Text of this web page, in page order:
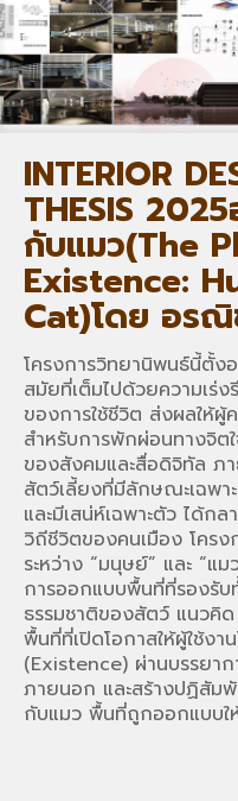
INTERIOR
THESIS
กับแมว(The
Existence:
Cat)โดย อร
โครงการวิทยานิพนธ์นี้ตั้ง
สมัยที่เต็มไปด้วยความเร่
ของการใช้ชีวิต ส่งผลให้
สำหรับการพักผ่อนทางจิต
ของสังคมและสื่อดิจิทัล ภา
สัตว์เลี้ยงที่มีลักษณะเฉพา
และมีเสน่ห์เฉพาะตัว ได้ก
วิถีชีวิตของคนเมือง โคร
ระหว่าง “มนุษย์” และ “แ
การออกแบบพื้นที่ที่รองรั
ธรรมชาติของสัตว์ แนวคิ
พื้นที่ที่เปิดโอกาสให้ผู้ใช้ง
(Existence) ผ่านบรรยา
ภายนอก และสร้างปฏิสัมพั
กับแมว พื้นที่ถูกออกแบบใ